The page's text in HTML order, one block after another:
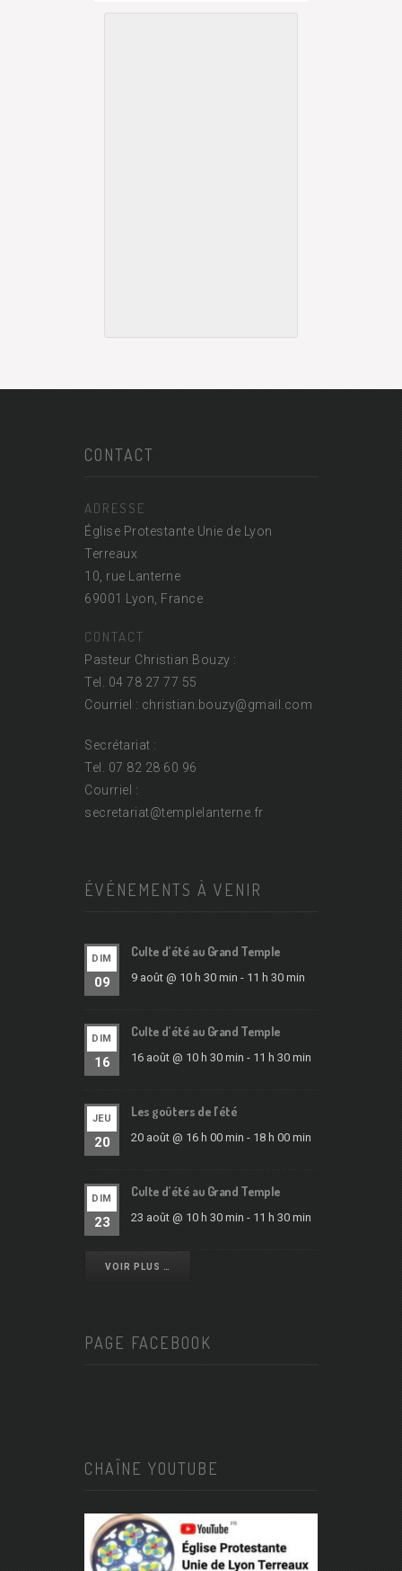
CONTACT
ADRESSE
Église Protestante Unie de Lyon
Terreaux
10, rue Lanterne
69001 Lyon, France
CONTACT
Pasteur Christian Bouzy :
Tel. 04 78 27 77 55
Courriel : christian.bouzy@gmail.com
Secrétariat :
Tel. 07 82 28 60 96
Courriel :
secretariat@templelanterne.fr
ÉVÉNEMENTS À VENIR
DIM
09
Culte d’été au Grand Temple
9 août @ 10 h 30 min - 11 h 30 min
DIM
16
Culte d’été au Grand Temple
16 août @ 10 h 30 min - 11 h 30 min
JEU
20
Les goûters de l’été
20 août @ 16 h 00 min - 18 h 00 min
DIM
23
Culte d’été au Grand Temple
23 août @ 10 h 30 min - 11 h 30 min
VOIR PLUS …
PAGE FACEBOOK
CHAÎNE YOUTUBE